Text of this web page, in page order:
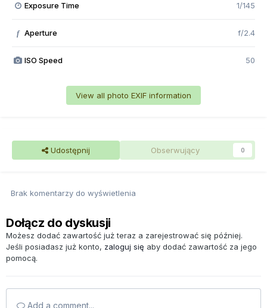
Exposure Time 1/145
f Aperture f/2.4
ISO Speed 50
View all photo EXIF information
Udostępnij Obserwujący 0
Brak komentarzy do wyświetlenia
Dołącz do dyskusji
Możesz dodać zawartość już teraz a zarejestrować się później.
Jeśli posiadasz już konto, zaloguj się aby dodać zawartość za jego
pomocą.
Add a comment...